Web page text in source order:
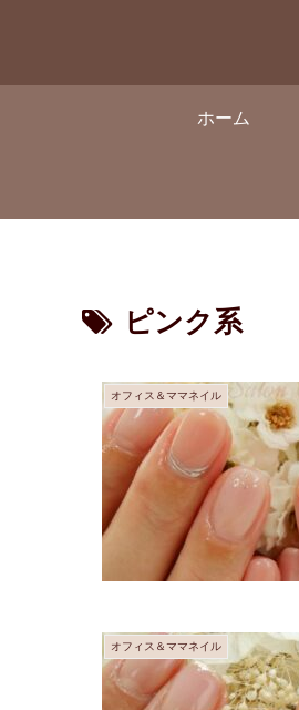
ホーム
ピンク系
オフィス＆ママネイル
オフィス＆ママネイル